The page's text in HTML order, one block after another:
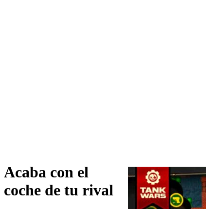
Acaba con el
coche de tu rival